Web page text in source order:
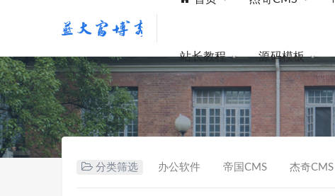
站长教程 源码模板
分类筛选 办公软件 帝国CMS 杰奇CMS